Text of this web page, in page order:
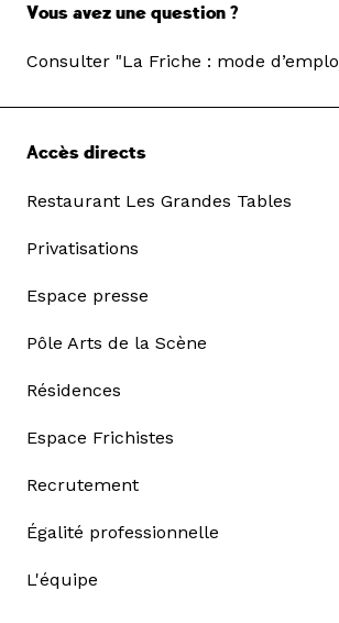
Vous avez une question ?
Consulter "La Friche : mode
Accès directs
Restaurant Les Grandes Tables
Privatisations
Espace presse
Pôle Arts de la Scène
Résidences
Espace Frichistes
Recrutement
Égalité professionnelle
L'équipe